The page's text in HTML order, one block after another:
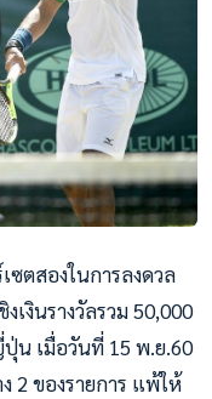
ตสองในการลงดวล
เงินรางวัลรวม 50,000
น เมื่อวันที่ 15 พ.ย.60
2 ของรายการ แพ้ให้